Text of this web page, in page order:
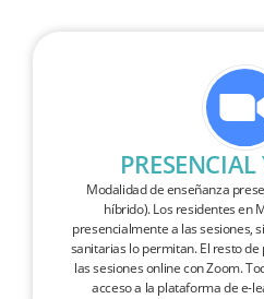
Modalidad de enseñanza
híbrido). Los residentes en
presencialmente a las sesiones,
sanitarias lo permitan. El resto
las sesiones online con Zoom.
acceso a la plataforma de e-